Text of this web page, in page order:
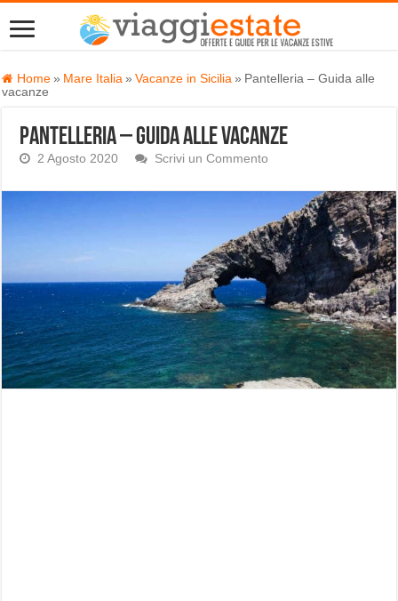
Home » Mare Italia » Vacanze in Sicilia » Pantelleria – Guida alle
vacanze
Pantelleria – Guida alle vacanze
2 Agosto 2020 Scrivi un Commento